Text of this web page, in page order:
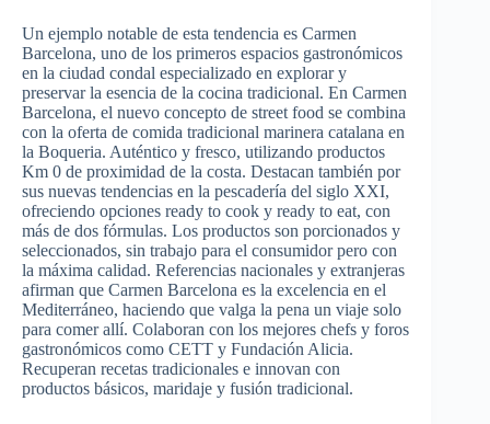
Un ejemplo notable de esta tendencia es Carmen
Barcelona, uno de los primeros espacios gastronómicos
en la ciudad condal especializado en explorar y
preservar la esencia de la cocina tradicional. En Carmen
Barcelona, el nuevo concepto de street food se combina
con la oferta de comida tradicional marinera catalana en
la Boqueria. Auténtico y fresco, utilizando productos
Km 0 de proximidad de la costa. Destacan también por
sus nuevas tendencias en la pescadería del siglo XXI,
ofreciendo opciones ready to cook y ready to eat, con
más de dos fórmulas. Los productos son porcionados y
seleccionados, sin trabajo para el consumidor pero con
la máxima calidad. Referencias nacionales y extranjeras
afirman que Carmen Barcelona es la excelencia en el
Mediterráneo, haciendo que valga la pena un viaje solo
para comer allí. Colaboran con los mejores chefs y foros
gastronómicos como CETT y Fundación Alicia.
Recuperan recetas tradicionales e innovan con
productos básicos, maridaje y fusión tradicional.